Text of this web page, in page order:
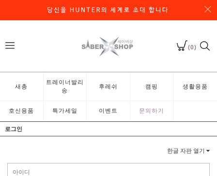
(0)
새총
트레이너발리
송
후레쉬 캠핑 생활용품
호신용품 특가세일 이벤트 문의하기
로그인
한글 자판 열기